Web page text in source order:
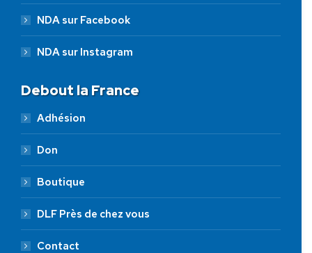
NDA sur Facebook
NDA sur Instagram
Debout la France
Adhésion
Don
Boutique
DLF Près de chez vous
Contact